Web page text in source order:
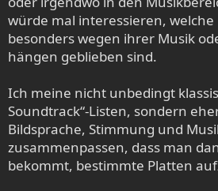
würde mal interessieren, welche
besonders wegen ihrer Musik
hängen geblieben sind.
Ich meine nicht unbedingt
Soundtrack“-Listen, sondern
Bildsprache, Stimmung und
zusammenpassen, dass man
bekommt, bestimmte Platten